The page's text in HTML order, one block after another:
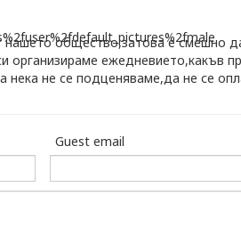
нашето общество,затова е смешно
организираме ежедневието,какъв
не се подценяваме,да не се
Guest email